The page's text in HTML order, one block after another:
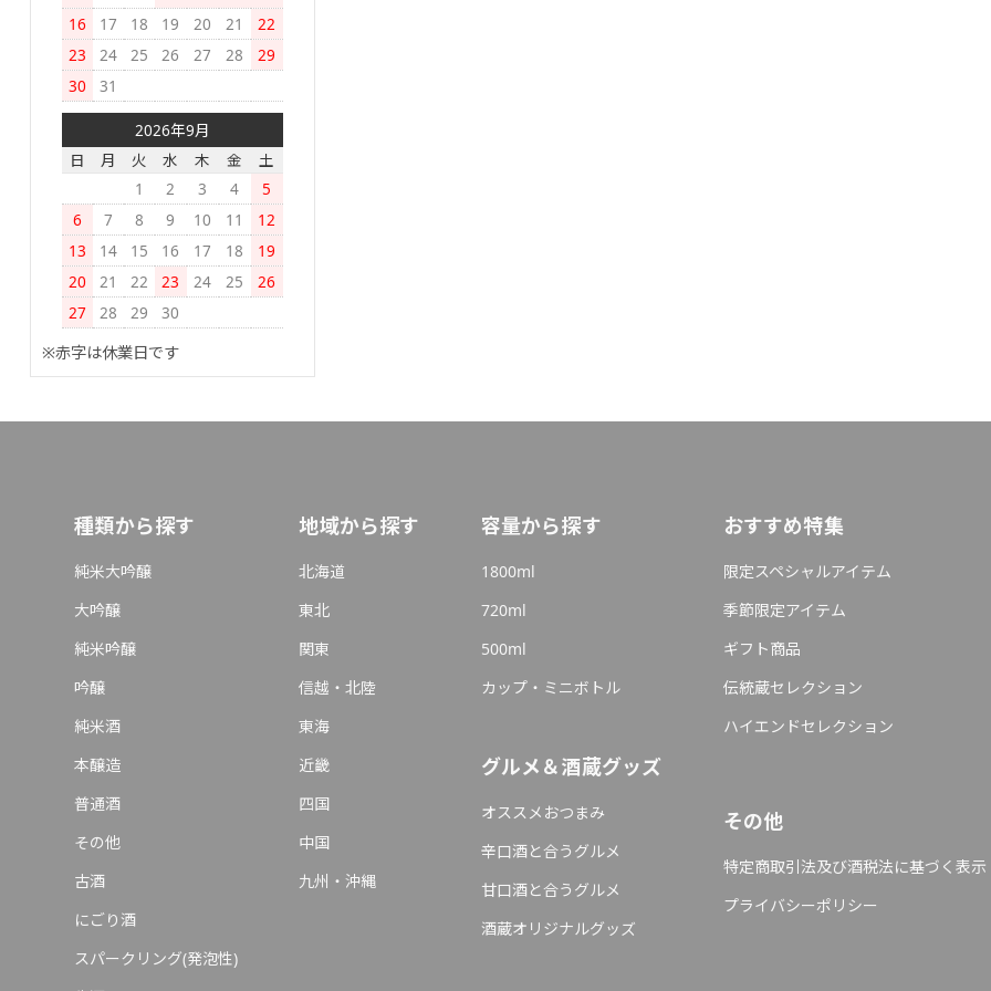
16
17 18 19 20 21
22
23
24 25 26 27 28
29
30
31
2026年9月
日
月 火 水 木 金
土
1
2 3 4
5
6
7 8 9 10 11
12
13
14 15 16 17 18
19
20
21 22 23 24 25
26
27
28 29
30
※赤字は休業日です
種類から探す
純米大吟醸
大吟醸
純米吟醸
吟醸
純米酒
本醸造
普通酒
その他
古酒
にごり酒
スパークリング(発泡性)
地域から探す
北海道
東北
関東
信越・北陸
東海
近畿
四国
中国
九州・沖縄
容量から探す
1800ml
720ml
500ml
カップ・ミニボトル
グルメ＆酒蔵グッズ
オススメおつまみ
辛口酒と合うグルメ
甘口酒と合うグルメ
酒蔵オリジナルグッズ
おすすめ特集
限定スペシャルアイテム
季節限定アイテム
ギフト商品
伝統蔵セレクション
ハイエンドセレクション
その他
特定商取引法及び酒税法に基づく表示
プライバシーポリシー